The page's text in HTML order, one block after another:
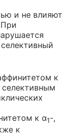
и не влияют
При
к
к α1-,
к